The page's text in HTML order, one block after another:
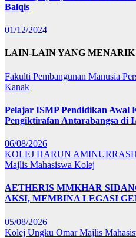
Balqis
01/12/2024
LAIN-LAIN YANG MENARIK
Fakulti Pembangunan Manusia
Kanak
Pelajar ISMP Pendidikan Awal
Pengiktirafan Antarabangsa di
06/08/2026
KOLEJ HARUN
Majlis Mahasiswa Kolej
AETHERIS MMKHAR
AKSI, MEMBINA LEGASI
05/08/2026
Kolej Ungku OmarMajlis